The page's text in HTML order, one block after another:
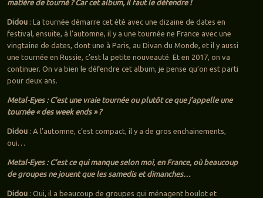
matière de tourné ? Car cet album, il faut le défendre !
Didou : La tournée démarre cet été avec une dizaine de dates en
festival, ensuite, à l’automne, il y a une tournée ne France avec une
vingtaine de dates, dont une à Paris, au Divan du Monde, et il y aussi
une tournée en Russie, c’est la petite nouveauté. Et en 2017, on va
continuer. On va bien le défendre cet album, je pense qu’on est parti
pour deux ans.
Metal-Eyes : C’est une vraie tournée ou plutôt ce que j’appelle une
tournée « des week ends » ?
Didou : A l’automne, c’est compact, il y a de gros enchainements,
oui…
Metal-Eyes : C’est ce qui manque selon moi, en France, où beaucoup
de groupes ne jouent que les samedis et dimanches…
Didou : Oui, il a beaucoup de groupes qui ménagent boulot et